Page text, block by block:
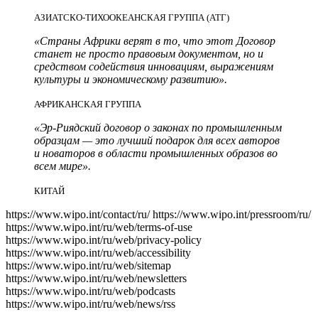
АЗИАТСКО-ТИХООКЕАНСКАЯ ГРУППА (АТГ)
«Страны Африки верят в то, что этот Договор
станет не просто правовым документом, но и
средством содействия инновациям, выражениям
культуры и экономическому развитию».
АФРИКАНСКАЯ ГРУППА
«Эр-Риядский договор о законах по промышленным
образцам — это лучший подарок для всех авторов
и новаторов в области промышленных образов во
всем мире».
КИТАЙ
https://www.wipo.int/contact/ru/ https://www.wipo.int/pressroom/ru/
https://www.wipo.int/ru/web/terms-of-use
https://www.wipo.int/ru/web/privacy-policy
https://www.wipo.int/ru/web/accessibility
https://www.wipo.int/ru/web/sitemap
https://www.wipo.int/ru/web/newsletters
https://www.wipo.int/ru/web/podcasts
https://www.wipo.int/ru/web/news/rss